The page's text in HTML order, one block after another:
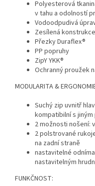
Polyesterová
v tahu a odolností
Vodoodpudivá
Zesílená konstrukce
Přezky Duraflex®
PP popruhy
ZipY YKK®
Ochranný proužek
MODULARITA &
Suchý zip uvnitř
kompatibilní s
2 možnosti nošení:
2 polstrované
na zadní straně
nastavitelné
nastavitelným
FUNKČNOST: